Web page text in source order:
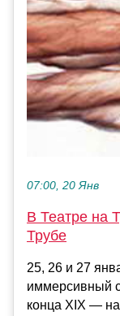
07:00, 20 Янв
В Театре на
Трубе
25, 26 и 27
иммерсивный
конца XIX —